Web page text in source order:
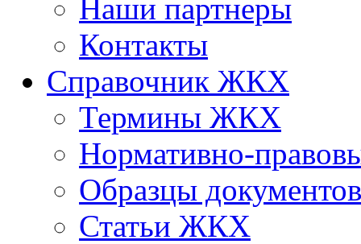
Наши партнеры
Контакты
Справочник ЖКХ
Термины ЖКХ
Нормативно-
Образцы документов
Статьи ЖКХ